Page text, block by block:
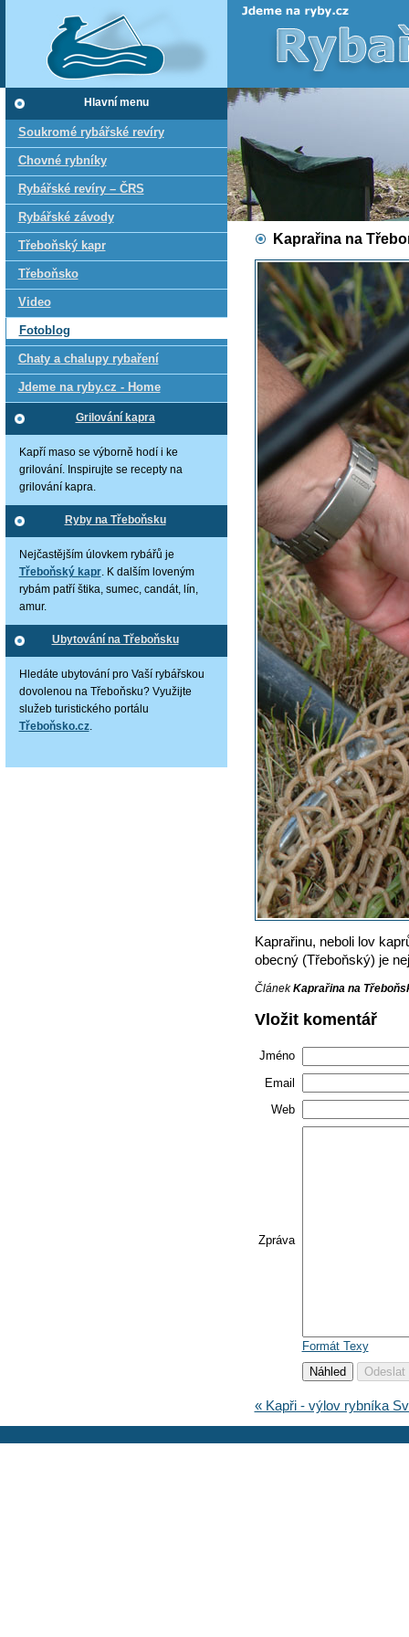
Kaprařina na
Kaprařinu, neboli lov
obecný (Třeboňský) je
ČlánekKaprařina na
Vložit komentář
Jméno
Email
Web
Zpráva
Formát Texy
« Kapři - výlov rybníka
Hlavní menu
Soukromé rybářské revíry
Chovné rybníky
Rybářské revíry – ČRS
Rybářské závody
Třeboňský kapr
Třeboňsko
Video
Fotoblog
Chaty a chalupy rybaření
Jdeme na ryby.cz - Home
Grilování kapra
Kapří maso se výborně hodí i ke
grilování. Inspirujte se recepty na
grilování kapra.
Ryby na Třeboňsku
Nejčastějším úlovkem rybářů je
Třeboňský kapr. K dalším loveným
rybám patří štika, sumec, candát, lín,
amur.
Ubytování na Třeboňsku
Hledáte ubytování pro Vaší rybářskou
dovolenou na Třeboňsku? Využijte
služeb turistického portálu
Třeboňsko.cz.